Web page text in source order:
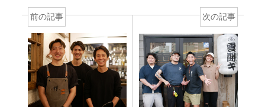
前の記事 次の記事